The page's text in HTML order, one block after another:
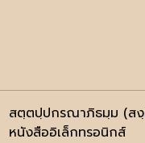
สตฺตปฺปกรณาภิธมฺม (ส
หนังสืออิเล็กทรอนิกส์